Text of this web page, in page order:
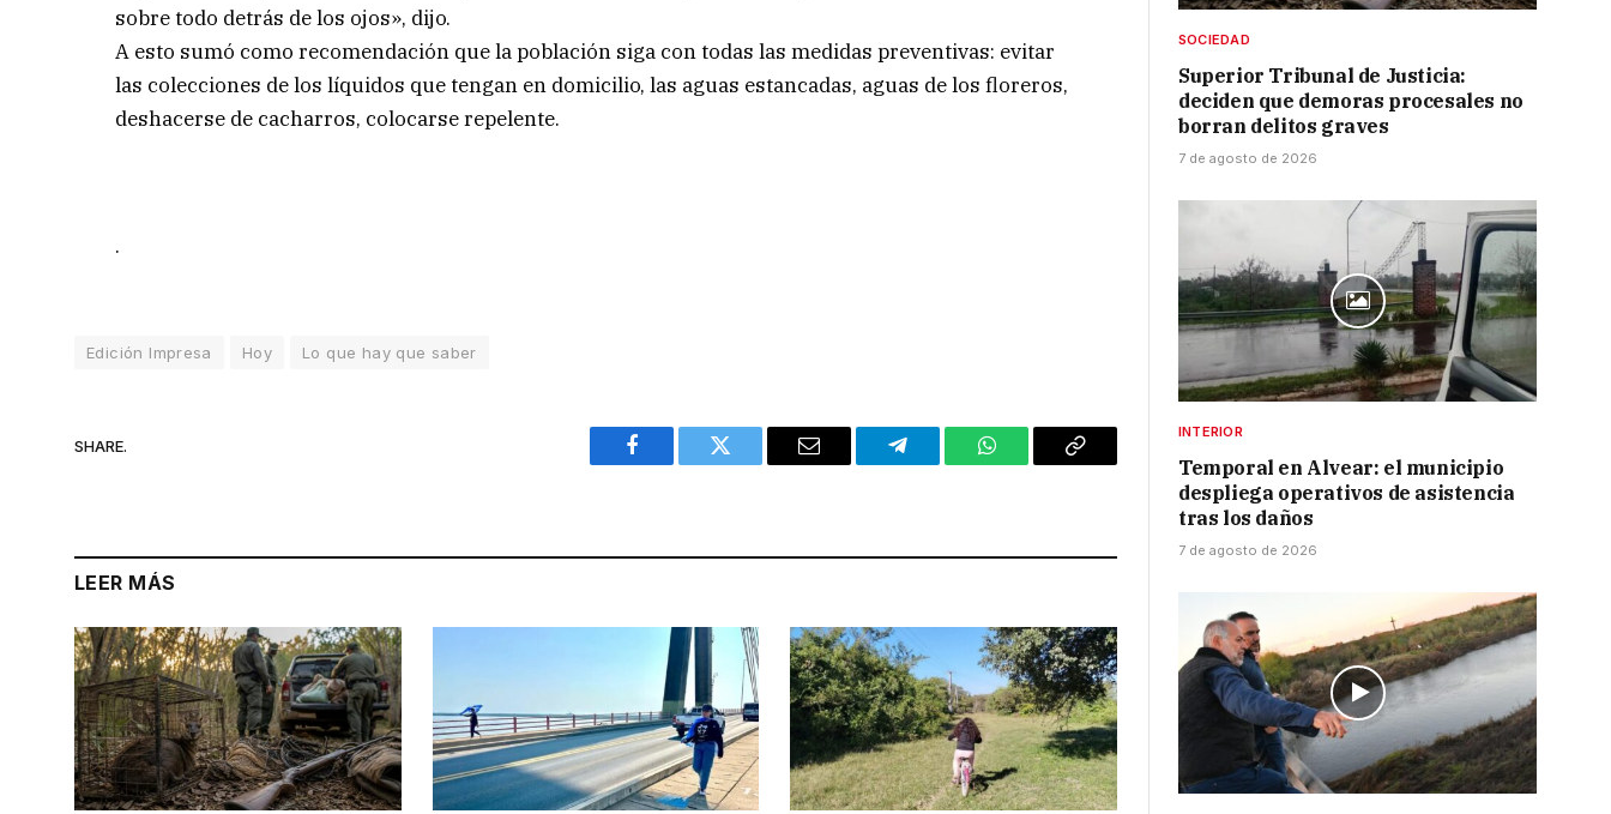
sobre todo detrás de los ojos», dijo.
A esto sumó como recomendación que la población siga con todas las medidas preventivas: evitar
las colecciones de los líquidos que tengan en domicilio, las aguas estancadas, aguas de los floreros,
deshacerse de cacharros, colocarse repelente.
.
Edición Impresa Hoy Lo que hay que saber
SHARE.
Facebook Twitter Email Telegram WhatsAppCopy
LEER MÁS
SOCIEDAD
Superior Tribunal de Justicia:
deciden que demoras procesales no
borran delitos graves
7 de agosto de 2026
INTERIOR
Temporal en Alvear: el municipio
despliega operativos de asistencia
tras los daños
7 de agosto de 2026